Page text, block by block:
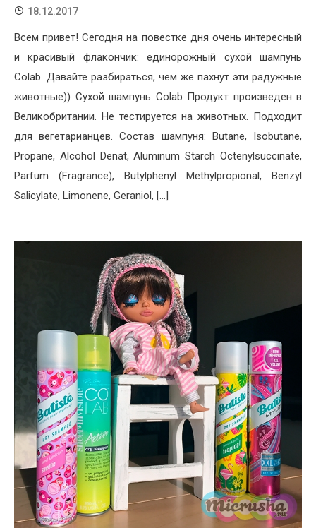
18.12.2017
Всем привет! Сегодня на повестке дня очень интересный
и красивый флакончик: единорожный сухой шампунь
Colab. Давайте разбираться, чем же пахнут эти радужные
животные)) Сухой шампунь Colab Продукт произведен в
Великобритании. Не тестируется на животных. Подходит
для вегетарианцев. Состав шампуня: Butane, Isobutane,
Propane, Alcohol Denat, Aluminum Starch Octenylsuccinate,
Parfum (Fragrance), Butylphenyl Methylpropional, Benzyl
Salicylate, Limonene, Geraniol, […]